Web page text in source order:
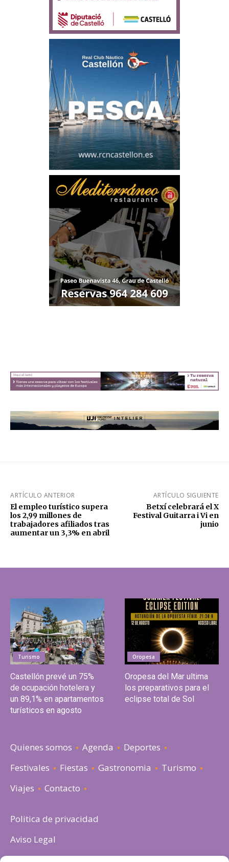
ARTÍCULO ANTERIOR
El empleo turístico supera
los 2,99 millones de
trabajadores afiliados tras
aumentar un 3,3% en abril
ARTÍCULO SIGUIENTE
Betxí celebrará el X
Festival Guitarra i Vi en
junio
Turismo
Castellón prevé un 75%
de ocupación hotelera y
un 89,1% en apartamentos
turísticos en agosto
Oropesa
Oropesa del Mar ultima
los preparativos para el
eclipse total de Sol
Quienes somos Agenda
Deportes
Festivales
Fiestas Gastronomia
Turismo
Viajes
Contacto
Politica de privacidad
Aviso Legal
Política de cookies